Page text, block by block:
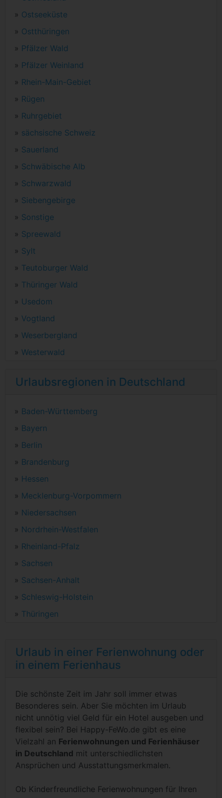
» Ostseeküste
» Ostthüringen
» Pfälzer Wald
» Pfälzer Weinland
» Rhein-Main-Gebiet
» Rügen
» Ruhrgebiet
» sächsische Schweiz
» Sauerland
» Schwäbische Alb
» Schwarzwald
» Siebengebirge
» Sonstige
» Spreewald
» Sylt
» Teutoburger Wald
» Thüringer Wald
» Usedom
» Vogtland
» Weserbergland
» Westerwald
Urlaubsregionen in Deutschland
» Baden-Württemberg
» Bayern
» Berlin
» Brandenburg
» Hessen
» Mecklenburg-Vorpommern
» Niedersachsen
» Nordrhein-Westfalen
» Rheinland-Pfalz
» Sachsen
» Sachsen-Anhalt
» Schleswig-Holstein
» Thüringen
Urlaub in einer Ferienwohnung oder
in einem Ferienhaus
Die schönste Zeit im Jahr soll immer etwas
Besonderes sein. Aber Sie möchten im Urlaub
nicht unnötig viel Geld für ein Hotel ausgeben und
flexibel sein? Bei Happy-FeWo.de gibt es eine
Vielzahl an Ferienwohnungen und Ferienhäuser
in Deutschland mit unterschiedlichsten
Ansprüchen und Ausstattungsmerkmalen.
Ob Kinderfreundliche Ferienwohnungen für Ihren